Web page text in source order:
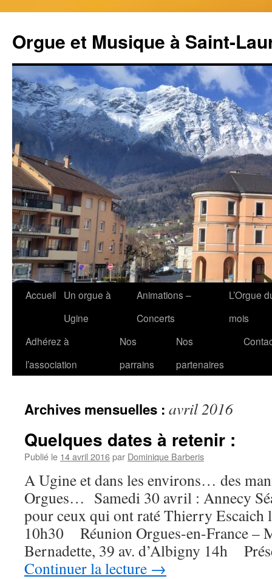
contenu
Orgue et Musique à Saint-
Accueil
Un orgue à
Ugine
Animations –
Concerts
L’Orgue
mois
Adhérez à
l’association
Nos
parrains
Nos
partenaires
Archives mensuelles : avril 2016
Quelques dates à retenir :
Publié le 14 avril 2016par Dominique Barberis
A Ugine et dans les environs… des
Orgues… Samedi 30 avril : Annecy
pour ceux qui ont raté Thierry Escaich
10h30 Réunion Orgues-en-France –
Bernadette, 39 av. d’Albigny 14h
Continuer la lecture →